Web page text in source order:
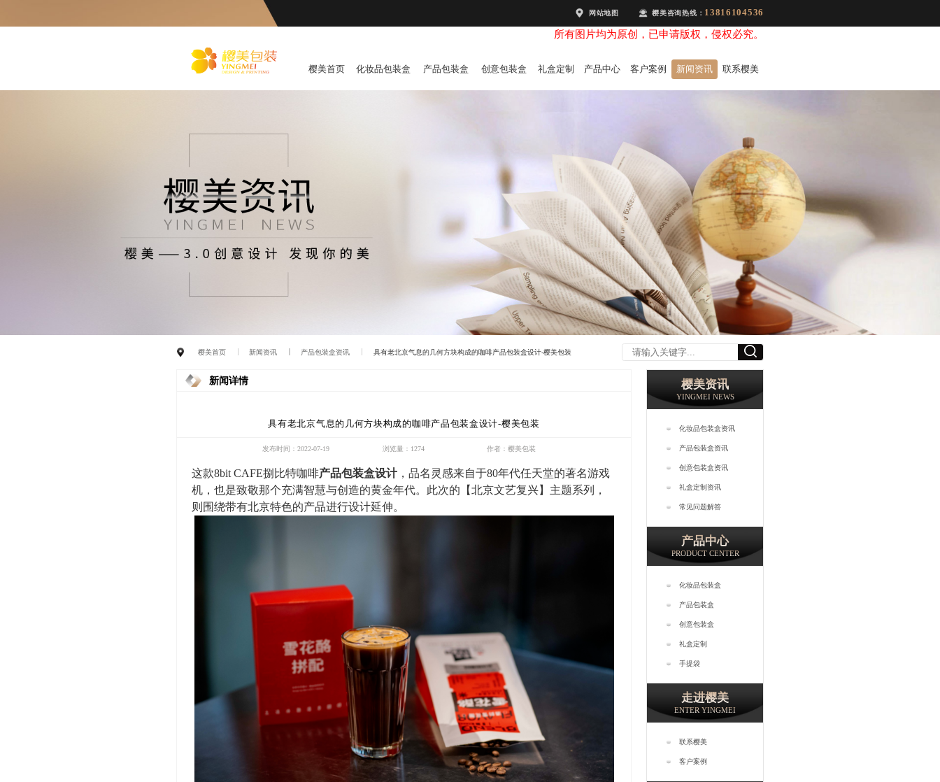
网站地图 樱美咨询热线： 13816104536
所有图片均为原创，已申请版权，侵权必究。
化
妆品包装盒工厂,高档包装
樱美首页 化妆品包装盒 产品包装盒 创意包装盒 礼盒定制 产品中心 客户案例 新闻资讯 联系樱美
樱美首页 新闻资讯 产品包装盒资讯 具有老北京气息的几何方块构成的咖啡产品包装盒设计-樱美包装
樱美资讯
YINGMEI NEWS
化妆品包装盒资讯
产品包装盒资讯
创意包装盒资讯
礼盒定制资讯
常见问题解答
产品中心
PRODUCT CENTER
化妆品包装盒
产品包装盒
创意包装盒
礼盒定制
手提袋
走进樱美
ENTER YINGMEI
联系樱美
客户案例
新闻详情
具有老北京气息的几何方块构成的咖啡产品包装盒设计-樱美包装
发布时间：2022-07-19 浏览量：1274 作者：樱美包装
这款8bit CAFE捌比特咖啡产品包装盒设计 ，品名灵感来自于80年代任天堂的著名游戏
机 ，也是致敬那个充满智慧与创造的黄金年代。此次的【北京文艺复兴】主题系列，
则围绕带有北京特色的产品进行设计延伸。